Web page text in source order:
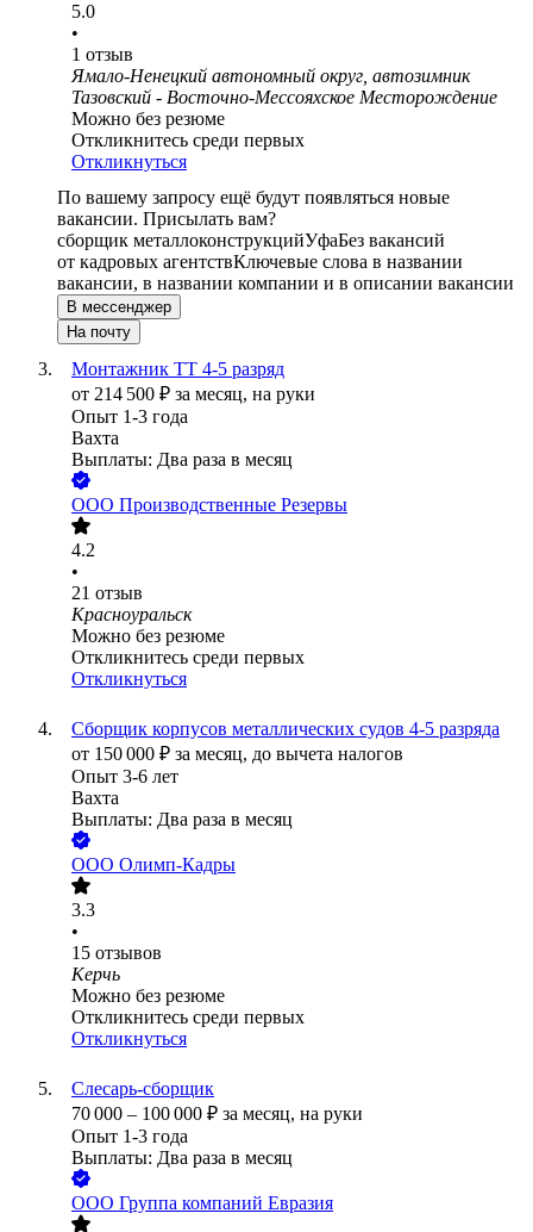
5.0
•
1 отзыв
Ямало-Ненецкий автономный округ, автозимник
Тазовский - Восточно-Мессояхское Месторождение
Можно без резюме
Откликнитесь среди первых
Откликнуться
По вашему запросу ещё будут появляться новые
вакансии. Присылать вам?
сборщик металлоконструкцийУфаБез вакансий
от кадровых агентствКлючевые слова в названии
вакансии, в названии компании и в описании вакансии
В мессенджер
На почту
Монтажник ТТ 4-5 разряд
от 214 500 ₽ за месяц, на руки
Опыт 1-3 года
Вахта
Выплаты: Два раза в месяц
ООО Производственные Резервы
4.2
•
21 отзыв
Красноуральск
Можно без резюме
Откликнитесь среди первых
Откликнуться
Сборщик корпусов металлических судов 4-5 разряда
от 150 000 ₽ за месяц, до вычета налогов
Опыт 3-6 лет
Вахта
Выплаты: Два раза в месяц
ООО Олимп-Кадры
3.3
•
15 отзывов
Керчь
Можно без резюме
Откликнитесь среди первых
Откликнуться
Слесарь-сборщик
70 000 – 100 000 ₽ за месяц, на руки
Опыт 1-3 года
Выплаты: Два раза в месяц
ООО Группа компаний Евразия